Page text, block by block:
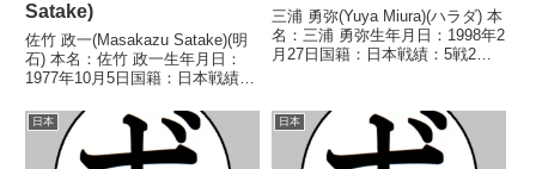
Satake)
佐竹 政一(Masakazu Satake)(明
石) 本名：佐竹 政一生年月日：
1977年10月5日国籍：日本戦績：
イトル】1997年度西日本スーパ
ーライト級新人王第30代OPBF東
洋太平洋スーパー...
三浦 勇弥(Yuya Miura)(ハラダ) 本
名：三浦 勇弥生年月日：1998年2
月27日国籍：日本戦績：5戦2勝
(ラウンド/採点不明) 松岡 高史
(チーム侍)2...
日本 日本